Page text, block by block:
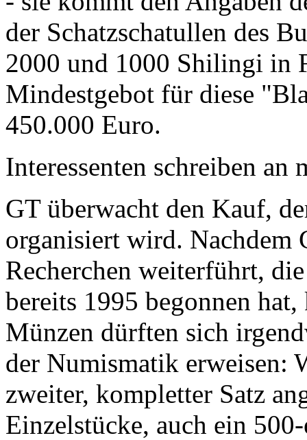
der Schatzschatullen des
2000 und 1000 Shilingi in
Mindestgebot für diese
450.000 Euro.
Interessenten schreiben
GT überwacht den Kauf,
organisiert wird. Nachdem
Recherchen weiterführt,
bereits 1995 begonnen
Münzen dürften sich
der Numismatik erweisen:
zweiter, kompletter Satz
Einzelstücke, auch ein